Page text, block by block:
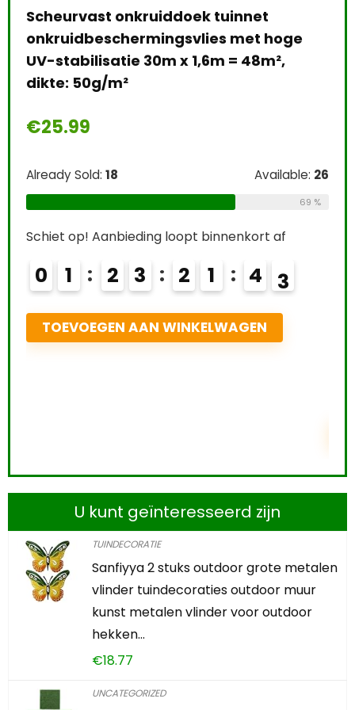
Easy Life EasyCarbo Plantenmest, 500
€12.24
Already Sold: 21 Available:
Schiet op! Aanbieding loopt binnenkort af
U kunt geïnteresseerd zijn
TUINDECORATIE
Sanfiyya 2 stuks outdoor grote metalen
vlinder tuindecoraties outdoor muur
kunst metalen vlinder voor outdoor
hekken…
€18.77
UNCATEGORIZED